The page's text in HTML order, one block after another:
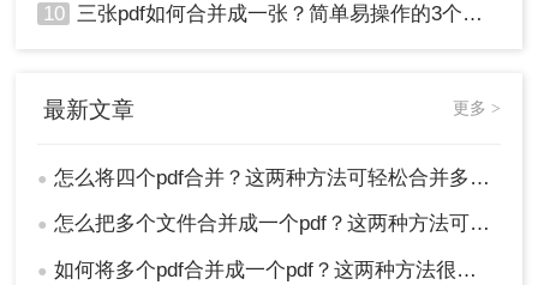
10 三张pdf如何合并成一张？简单易操作的3个方法！
最新文章 更多 >
● 怎么将四个pdf合并？这两种方法可轻松合并多个文件~
● 怎么把多个文件合并成一个pdf？这两种方法可轻松合并多个文件~
● 如何将多个pdf合并成一个pdf？这两种方法很实用！